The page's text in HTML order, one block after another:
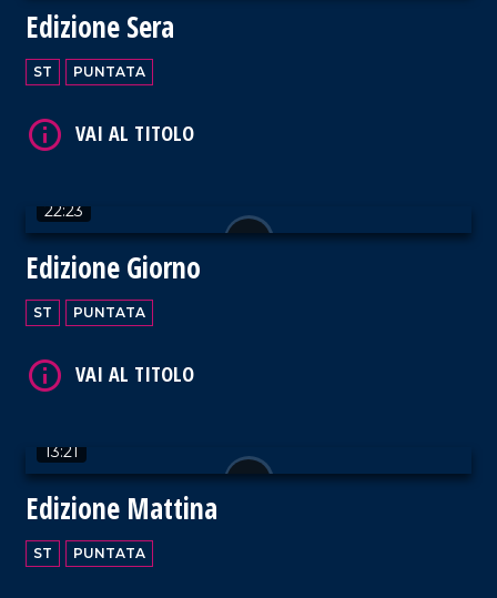
Edizione Sera
ST PUNTATA
22:23
Edizione Giorno
ST PUNTATA
13:21
Edizione Mattina
ST PUNTATA
VAI AL TITOLO
VAI AL TITOLO
VAI AL TITOLO